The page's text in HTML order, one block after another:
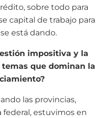
sobre todo para
capital de trabajo para
está dando.
impositiva y la
que dominan la
las provincias,
estuvimos en